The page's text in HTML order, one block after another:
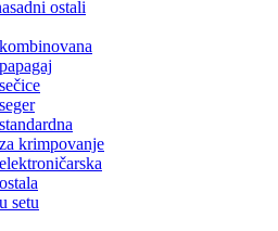
ostali
krimpovanje
setu